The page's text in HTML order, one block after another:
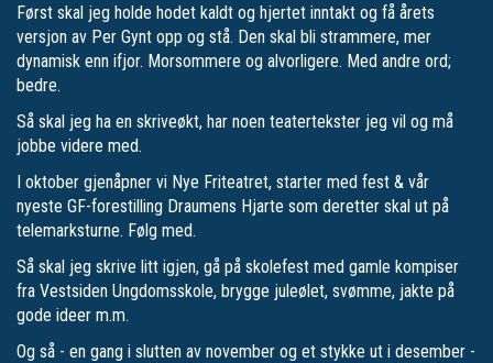
Først skal jeg holde hodet kaldt og hjertet inntakt og få årets
versjon av Per Gynt opp og stå. Den skal bli strammere, mer
dynamisk enn ifjor. Morsommere og alvorligere. Med andre ord;
bedre.
Så skal jeg ha en skriveøkt, har noen teatertekster jeg vil og må
jobbe videre med.
I oktober gjenåpner vi Nye Friteatret, starter med fest & vår
nyeste GF-forestilling Draumens Hjarte som deretter skal ut på
telemarksturne. Følg med.
Så skal jeg skrive litt igjen, gå på skolefest med gamle kompiser
fra Vestsiden Ungdomsskole, brygge juleølet, svømme, jakte på
gode ideer m.m.
Og så - en gang i slutten av november og et stykke ut i desember -